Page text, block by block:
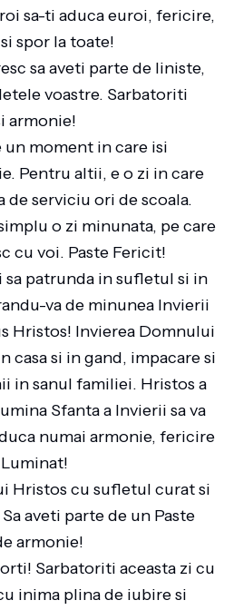
sa-ti aduca euroi, fericire,
spor la toate!
sa aveti parte de liniste,
voastre. Sarbatoriti
armonie!
un moment in care isi
Pentru altii, e o zi in care
de serviciu ori de scoala.
o zi minunata, pe care
cu voi. Paste Fericit!
patrunda in sufletul si in
va de minunea Invierii
Hristos! Invierea Domnului
casa si in gand, impacare si
in sanul familiei. Hristos a
Sfanta a Invierii sa va
numai armonie, fericire
Hristos cu sufletul curat si
aveti parte de un Paste
armonie!
Sarbatoriti aceasta zi cu
inima plina de iubire si